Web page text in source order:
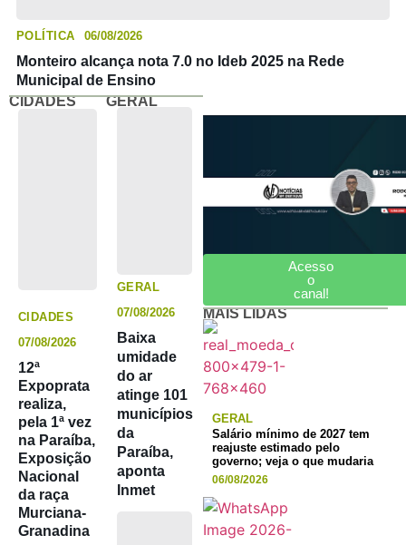
POLÍTICA 06/08/2026
Monteiro alcança nota 7.0 no Ideb 2025 na Rede
Municipal de Ensino
CIDADES
CIDADES
07/08/2026
12ª
Expoprata
realiza,
pela 1ª vez
na Paraíba,
Exposição
Nacional
da raça
Murciana-
Granadina
GERAL
GERAL
07/08/2026
Baixa
umidade
do ar
atinge 101
municípios
da
Paraíba,
aponta
Inmet
Acesso
o
canal!
MAIS LIDAS
GERAL
Salário mínimo de 2027 tem
reajuste estimado pelo
governo; veja o que mudaria
06/08/2026